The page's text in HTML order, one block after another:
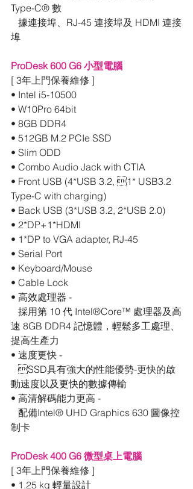
Type-C® 數
埠
ProDesk 600 G6 小型電腦
[ 3年上門保養維修 ]
• Intel i5-10500
• W10Pro 64bit
• 8GB DDR4
• 512GB M.2 PCIe SSD
• Slim ODD
• Combo Audio Jack with CTIA
• Front USB (4*USB 3.2, 1* USB3.2
Type-C with charging)
• Back USB (3*USB 3.2, 2*USB 2.0)
• 2*DP+1*HDMI
• 1*DP to VGA adapter, RJ-45
• Serial Port
• Keyboard/Mouse
• Cable Lock
• 高效處理器 -
速 8GB DDR4 記憶體，輕鬆多工處理、
提高生產力
• 速度更快 -
動速度以及更快的數據傳輸
• 高清解碼能力更高 -
制卡
ProDesk 400 G6 微型桌上電腦
[ 3年上門保養維修 ]
• 1.25 kg 輕量設計